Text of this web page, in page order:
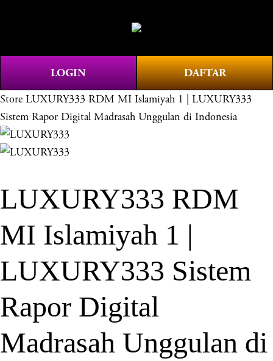
e
u
LOGIN DAFTAR
Store LUXURY333 RDM MI Islamiyah 1 | LUXURY333
Sistem Rapor Digital Madrasah Unggulan di Indonesia
LUXURY333 RDM
MI Islamiyah 1 |
LUXURY333 Sistem
Rapor Digital
Madrasah Unggulan di